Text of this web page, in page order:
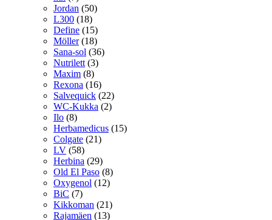
Jordan (50)
L300 (18)
Define (15)
Möller (18)
Sana-sol (36)
Nutrilett (3)
Maxim (8)
Rexona (16)
Salvequick (22)
WC-Kukka (2)
Ilo (8)
Herbamedicus (15)
Colgate (21)
LV (58)
Herbina (29)
Old El Paso (8)
Oxygenol (12)
BiC (7)
Kikkoman (21)
Rajamäen (13)